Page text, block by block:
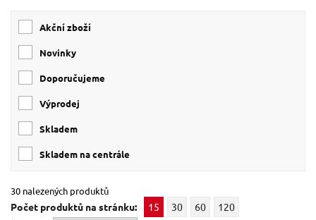
Akční zboží
Novinky
Doporučujeme
Výprodej
skladem
skladem na centrále
30 nalezených produktů
Počet produktů na stránku: 15 30 60
120